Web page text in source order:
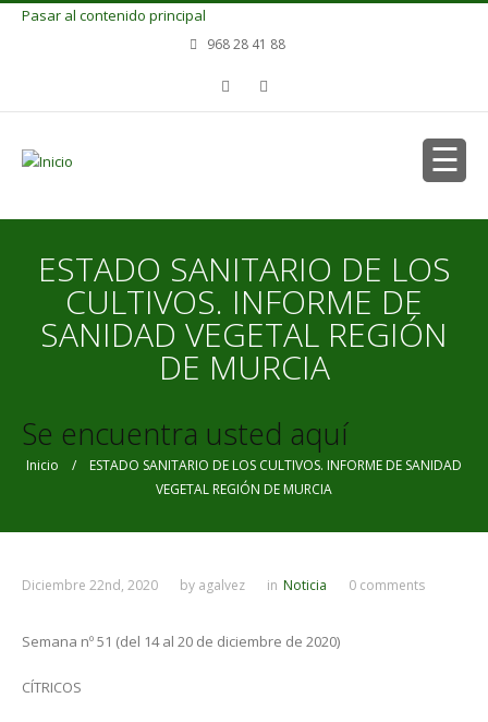
Pasar al contenido principal
968 28 41 88
ESTADO SANITARIO DE LOS
CULTIVOS. INFORME DE
SANIDAD VEGETAL REGIÓN
DE MURCIA
Se encuentra usted aquí
Inicio / ESTADO SANITARIO DE LOS CULTIVOS. INFORME DE SANIDAD
VEGETAL REGIÓN DE MURCIA
Diciembre 22nd, 2020 by agalvez in Noticia 0 comments
Semana nº 51 (del 14 al 20 de diciembre de 2020)
CÍTRICOS